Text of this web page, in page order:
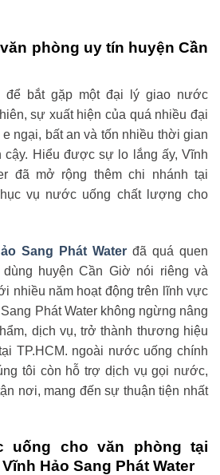
phòng uy tín huyện Cần
để bắt gặp một đại lý giao nước
sự xuất hiện của quá nhiều đại
ngại, bất an và tốn nhiều thời gian
cậy. Hiểu được sự lo lắng ấy, Vĩnh
đã mở rộng thêm chi nhánh tại
vụ nước uống chất lượng cho
Sang Phát Water đã quá quen
huyện Cần Giờ nói riêng và
nhiều năm hoạt động trên lĩnh vực
Phát Water không ngừng nâng
dịch vụ, trở thành thương hiệu
TP.HCM. ngoài nước uống chính
tôi còn hỗ trợ dịch vụ gọi nước,
nơi, mang đến sự thuận tiện nhất
uống cho văn phòng tại
Hảo Sang Phát Water